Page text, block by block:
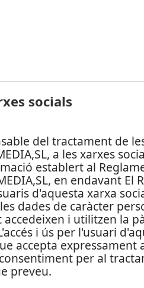
socials
del tractament de
a les xarxes
establert al
en endavant El
d'aquesta xarxa
dades de caràcter
i utilitzen la
i ús per l'usuari
accepta
per al
preveu.